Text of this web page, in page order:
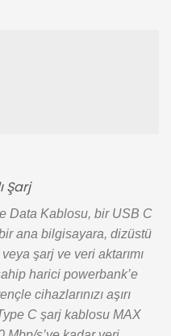
Şarj
Data Kablosu, bir USB C
ana bilgisayara, dizüstü
şarj ve veri aktarımı
harici powerbank’e
cihazlarınızı aşırı
C şarj kablosu MAX